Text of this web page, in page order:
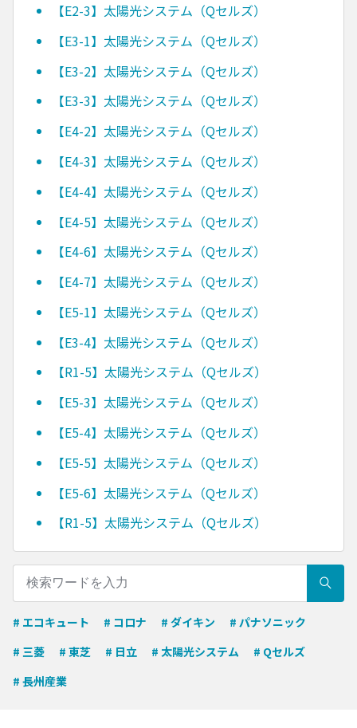
【E2-3】太陽光システム（Qセルズ）
【E3-1】太陽光システム（Qセルズ）
【E3-2】太陽光システム（Qセルズ）
【E3-3】太陽光システム（Qセルズ）
【E4-2】太陽光システム（Qセルズ）
【E4-3】太陽光システム（Qセルズ）
【E4-4】太陽光システム（Qセルズ）
【E4-5】太陽光システム（Qセルズ）
【E4-6】太陽光システム（Qセルズ）
【E4-7】太陽光システム（Qセルズ）
【E5-1】太陽光システム（Qセルズ）
【E3-4】太陽光システム（Qセルズ）
【R1-5】太陽光システム（Qセルズ）
【E5-3】太陽光システム（Qセルズ）
【E5-4】太陽光システム（Qセルズ）
【E5-5】太陽光システム（Qセルズ）
【E5-6】太陽光システム（Qセルズ）
【R1-5】太陽光システム（Qセルズ）
# エコキュート # コロナ # ダイキン
# パナソニック
# 三菱
# 東芝 # 日立 # 太陽光システム
# Qセルズ
# 長州産業